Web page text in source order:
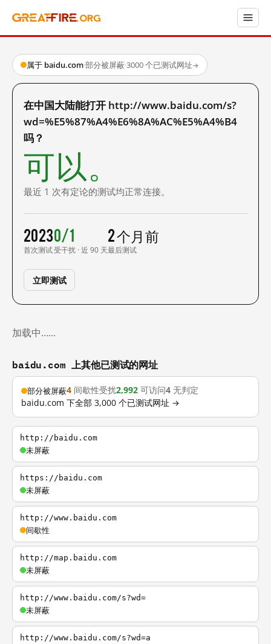
属于 baidu.com·部分被屏蔽·3000 个已测试网址→
在中国大陆能打开 http://www.baidu.com/s?
wd=%E5%87%A4%E6%8A%AC%E5%A4%B4
吗？
可以。
最近 1 次有定论的测试均正常连接。
2023
首次测试
0/1
受干扰 · 近 90 天
2 个月前
最后测试
立即测试
加载中……
baidu.com 上其他已测试的网址
部分被屏蔽4 间歇性受扰2,992 可访问4 无判定
baidu.com 下全部 3,000 个已测试网址 →
http://baidu.com
未屏蔽
https://baidu.com
未屏蔽
http://www.baidu.com
间歇性
http://map.baidu.com
未屏蔽
http://www.baidu.com/s?wd=
未屏蔽
http://www.baidu.com/s?wd=a